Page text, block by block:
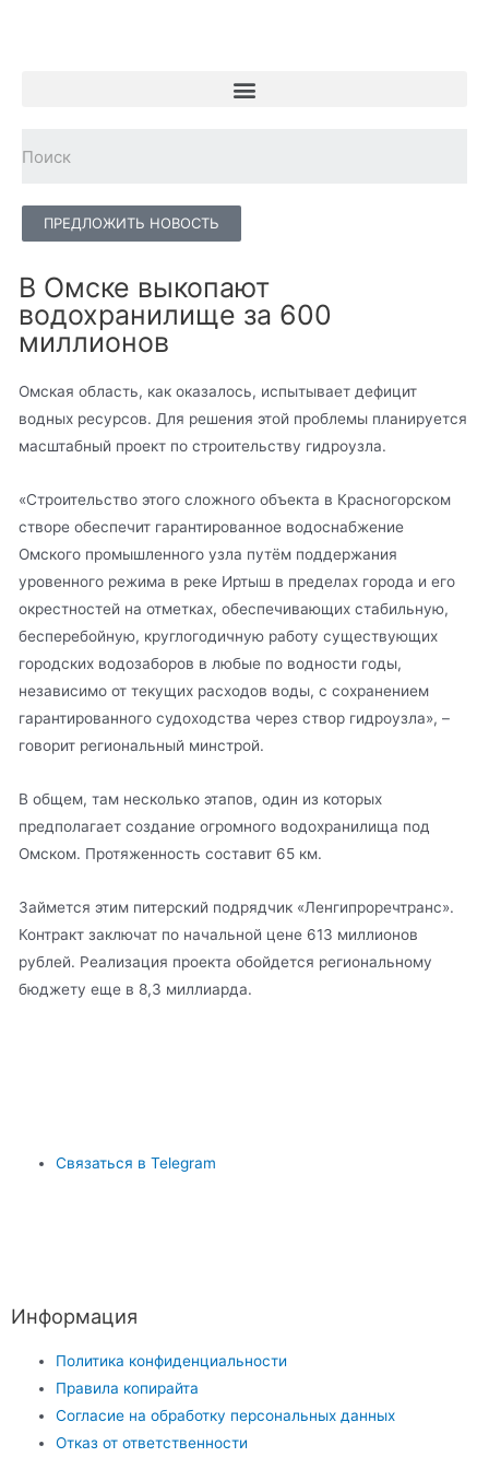
ПРЕДЛОЖИТЬ НОВОСТЬ
В Омске выкопают
водохранилище за 600
миллионов
Омская область, как оказалось, испытывает дефицит
водных ресурсов. Для решения этой проблемы планируется
масштабный проект по строительству гидроузла.
«Строительство этого сложного объекта в Красногорском
створе обеспечит гарантированное водоснабжение
Омского промышленного узла путём поддержания
уровенного режима в реке Иртыш в пределах города и его
окрестностей на отметках, обеспечивающих стабильную,
бесперебойную, круглогодичную работу существующих
городских водозаборов в любые по водности годы,
независимо от текущих расходов воды, с сохранением
гарантированного судоходства через створ гидроузла», –
говорит региональный минстрой.
В общем, там несколько этапов, один из которых
предполагает создание огромного водохранилища под
Омском. Протяженность составит 65 км.
Займется этим питерский подрядчик «Ленгипроречтранс».
Контракт заключат по начальной цене 613 миллионов
рублей. Реализация проекта обойдется региональному
бюджету еще в 8,3 миллиарда.
Связаться в Telegram
Информация
Политика конфиденциальности
Правила копирайта
Согласие на обработку персональных данных
Отказ от ответственности